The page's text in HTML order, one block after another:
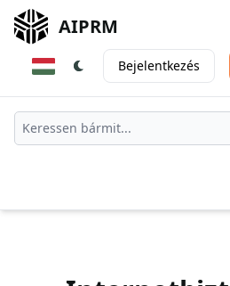
AIPRM
Bejelentkezés